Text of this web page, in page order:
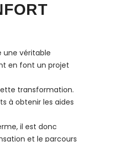
une véritable
en font un projet
transformation.
à obtenir les aides
il est donc
et le parcours